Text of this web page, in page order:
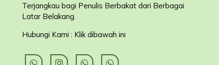
Terjangkau bagi Penulis Berbakat dari Berbagai
Latar Belakang
Hubungi Kami : Klik dibawah ini